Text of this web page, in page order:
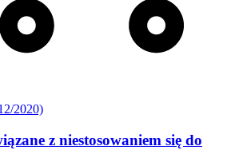
2020)
z niestosowaniem się do